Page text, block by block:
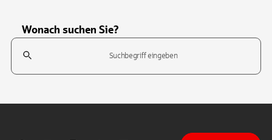
Wonach suchen Sie?
Suchfeld